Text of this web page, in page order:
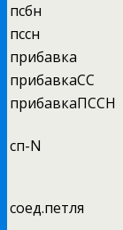
псбн
пссн
прибавка
прибавкаСС
прибавкаПССН
сп-N
соед.петля